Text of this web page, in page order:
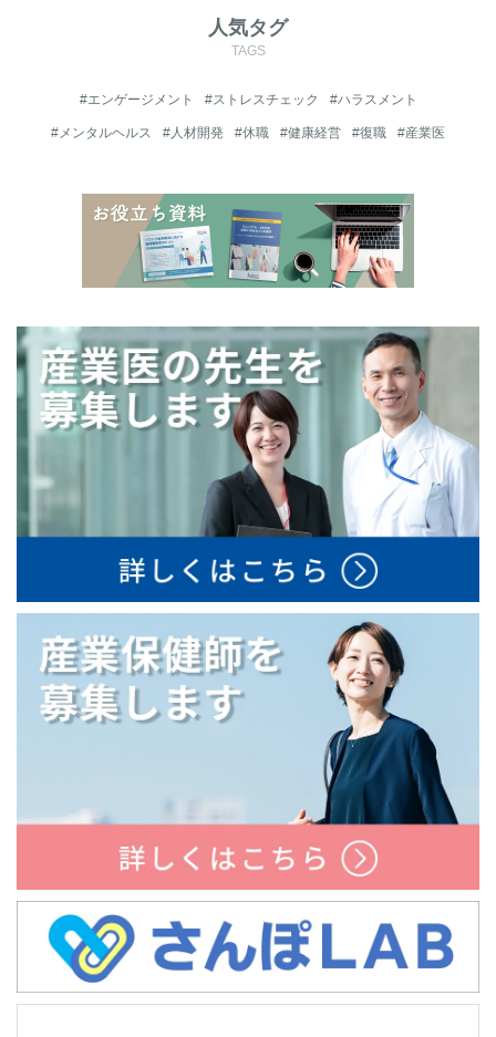
人気タグ
TAGS
#エンゲージメント #ストレスチェック #ハラスメント
#メンタルヘルス #人材開発 #休職 #健康経営 #復職 #産業医